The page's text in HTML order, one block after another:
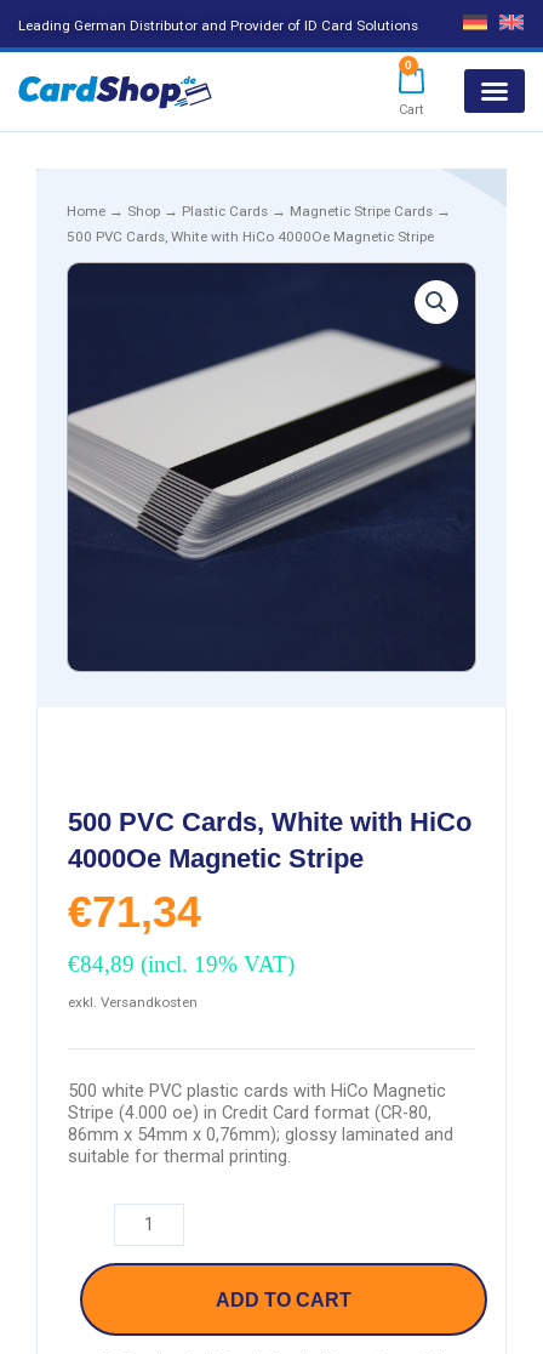
Leading German Distributor and Provider of ID Card Solutions
0
Cart
Home → Shop → Plastic Cards → Magnetic Stripe Cards →
500 PVC Cards, White with HiCo 4000Oe Magnetic Stripe
500 PVC Cards, White with HiCo
4000Oe Magnetic Stripe
€71,34
€84,89 (incl. 19% VAT)
exkl. Versandkosten
500 white PVC plastic cards with HiCo Magnetic
Stripe (4.000 oe) in Credit Card format (CR-80,
86mm x 54mm x 0,76mm); glossy laminated and
suitable for thermal printing.
ADD TO CART